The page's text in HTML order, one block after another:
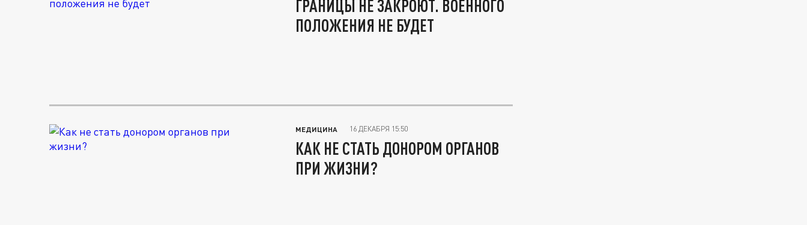
ГРАНИЦЫ НЕ ЗАКРОЮТ. ВОЕННОГО
ПОЛОЖЕНИЯ НЕ БУДЕТ
МЕДИЦИНА 16 ДЕКАБРЯ 15:50
КАК НЕ СТАТЬ ДОНОРОМ ОРГАНОВ
ПРИ ЖИЗНИ?